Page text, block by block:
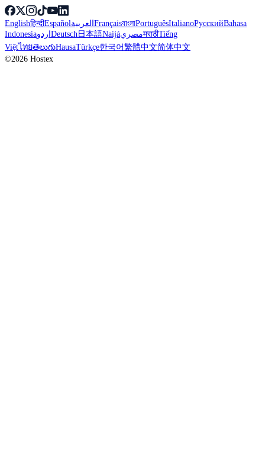
Englishहिन्दीEspañolالعربيةFrançaisবাংলাPortuguêsItalianoРусскийBahasa
IndonesiaاردوDeutsch日本語NaijáمصريमराठीTiếng
ViệtไทยతెలుగుHausaTürkçe한국어繁體中文简体中文
©2026 Hostex